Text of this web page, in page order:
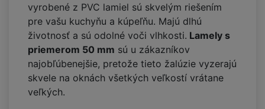
vyrobené z PVC lamiel sú skvelým riešením
pre vašu kuchyňu a kúpeľňu. Majú dlhú
životnosť a sú odolné voči vlhkosti. Lamely s
priemerom 50 mm sú u zákazníkov
najobľúbenejšie, pretože tieto žalúzie vyzerajú
skvele na oknách všetkých veľkostí vrátane
veľkých.